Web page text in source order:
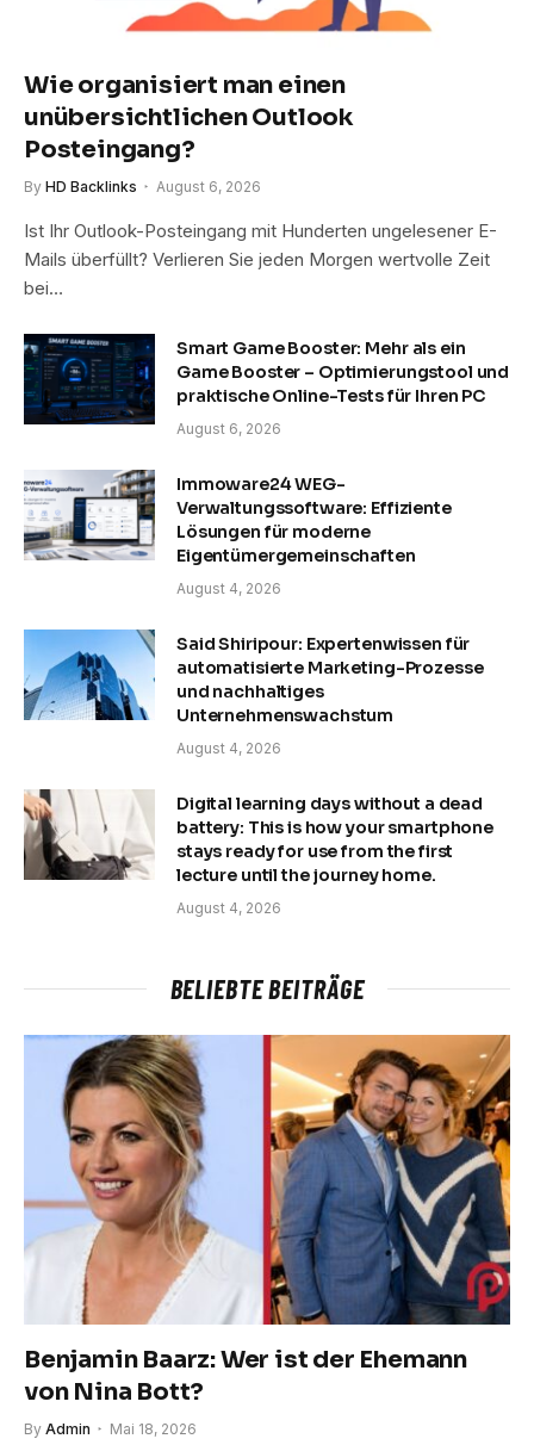
Wie organisiert man einen
unübersichtlichen Outlook
Posteingang?
By HD Backlinks August 6, 2026
Ist Ihr Outlook-Posteingang mit Hunderten ungelesener E-
Mails überfüllt? Verlieren Sie jeden Morgen wertvolle Zeit
bei…
Smart Game Booster: Mehr als ein
Game Booster – Optimierungstool und
praktische Online-Tests für Ihren PC
August 6, 2026
Immoware24 WEG-
Verwaltungssoftware: Effiziente
Lösungen für moderne
Eigentümergemeinschaften
August 4, 2026
Said Shiripour: Expertenwissen für
automatisierte Marketing-Prozesse
und nachhaltiges
Unternehmenswachstum
August 4, 2026
Digital learning days without a dead
battery: This is how your smartphone
stays ready for use from the first
lecture until the journey home.
August 4, 2026
BELIEBTE BEITRÄGE
Benjamin Baarz: Wer ist der Ehemann
von Nina Bott?
By Admin Mai 18, 2026